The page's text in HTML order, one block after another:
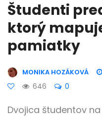
Študenti
ktorý
pamiatky
MONIKA HOZÁKOVÁ
646
0
Dvojica študentov